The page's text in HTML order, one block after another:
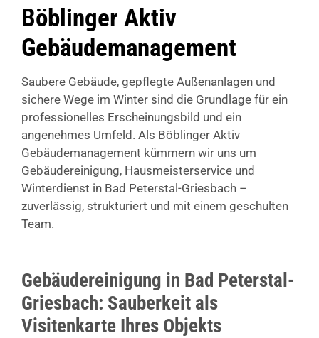
Böblinger Aktiv
Gebäudemanagement
Saubere Gebäude, gepflegte Außenanlagen und
sichere Wege im Winter sind die Grundlage für ein
professionelles Erscheinungsbild und ein
angenehmes Umfeld. Als Böblinger Aktiv
Gebäudemanagement kümmern wir uns um
Gebäudereinigung, Hausmeisterservice und
Winterdienst in Bad Peterstal-Griesbach –
zuverlässig, strukturiert und mit einem geschulten
Team.
Gebäudereinigung in Bad Peterstal-
Griesbach: Sauberkeit als
Visitenkarte Ihres Objekts